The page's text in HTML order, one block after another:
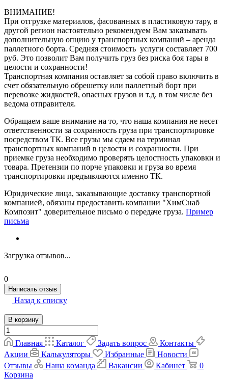
ВНИМАНИЕ!
При отгрузке материалов, фасованных в пластиковую тару, в
другой регион настоятельно рекомендуем Вам заказывать
дополнительную опцию у транспортных компаний – аренда
паллетного борта. Средняя стоимость услуги составляет 700
руб. Это позволит Вам получить груз без риска боя тары в
целости и сохранности!
Транспортная компания оставляет за собой право включить в
счет обязательную обрешетку или паллетный борт при
перевозке жидкостей, опасных грузов и т.д. в том числе без
ведома отправителя.
Обращаем ваше внимание на то, что наша компания не несет
ответственности за сохранность груза при транспортировке
посредством ТК. Все грузы мы сдаем на терминал
транспортных компаний в целости и сохранности. При
приемке груза необходимо проверять целостность упаковки и
товара. Претензии по порче упаковки и груза во время
транспортировки предъявляются именно ТК.
Юридические лица, заказывающие доставку транспортной
компанией, обязаны предоставить компании "ХимСнаб
Композит" доверительное письмо о передаче груза. Пример
письма
Загрузка отзывов...
0
Написать отзыв
Назад к списку
В корзину
Главная Каталог Задать вопрос
Контакты
Акции
Калькуляторы Избранные
Новости
Отзывы
Наша команда Вакансии Кабинет
0
Корзина